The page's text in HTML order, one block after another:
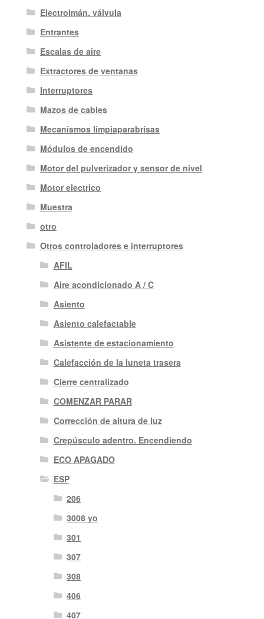
Electroimán. válvula
Entrantes
Escalas de aire
Extractores de ventanas
Interruptores
Mazos de cables
Mecanismos limpiaparabrisas
Módulos de encendido
Motor del pulverizador y sensor de nivel
Motor electrico
Muestra
otro
Otros controladores e interruptores
AFIL
Aire acondicionado A / C
Asiento
Asiento calefactable
Asistente de estacionamiento
Calefacción de la luneta trasera
Cierre centralizado
COMENZAR PARAR
Corrección de altura de luz
Crepúsculo adentro. Encendiendo
ECO APAGADO
ESP
206
3008 yo
301
307
308
406
407